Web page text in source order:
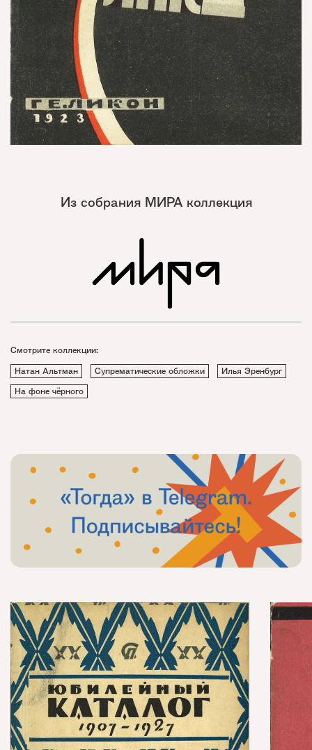
Из собрания МИРА коллекция
Смотрите коллекции:
Натан Альтман
Супрематические обложки
Илья Эренбург
На фоне чёрного